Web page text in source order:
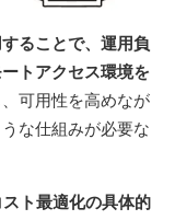
ることで、運用負
トアクセス環境を
可用性を高めなが
な仕組みが必要な
ト最適化の具体的